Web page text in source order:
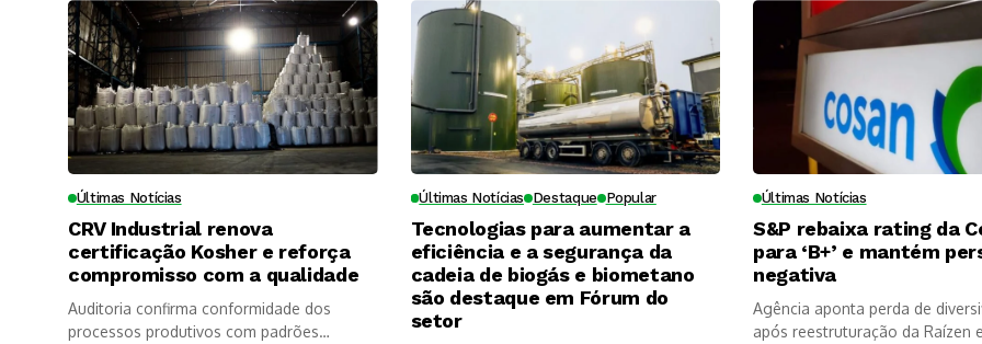
Últimas Notícias
CRV Industrial renova
certificação Kosher e reforça
compromisso com a qualidade
Auditoria confirma conformidade dos
processos produtivos com padrões
Últimas Notícias Destaque Popular
Tecnologias para aumentar a
eficiência e a segurança da
cadeia de biogás e biometano
são destaque em Fórum do
setor
Últimas Notícias
S&P rebaixa rating da
para ‘B+’ e mantém
negativa
Agência aponta perda de
após reestruturação da Raízen